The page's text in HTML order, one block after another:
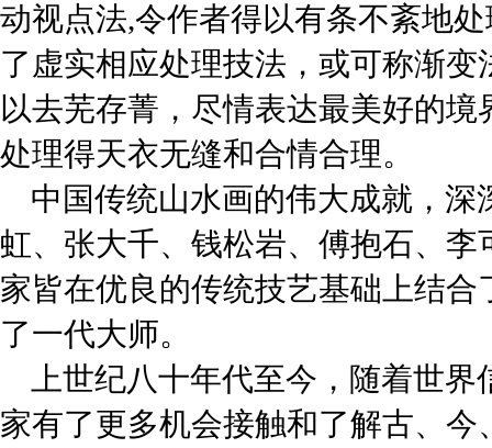
动视点法,令作者得以有条不紊地
了虚实相应处理技法，或可称渐
以去芜存菁，尽情表达最美好的
处理得天衣无缝和合情合理。
中国传统山水画的伟大成就，深
虹、张大千、钱松岩、傅抱石、
家皆在优良的传统技艺基础上结
了一代大师。
上世纪八十年代至今，随着世界
家有了更多机会接触和了解古、